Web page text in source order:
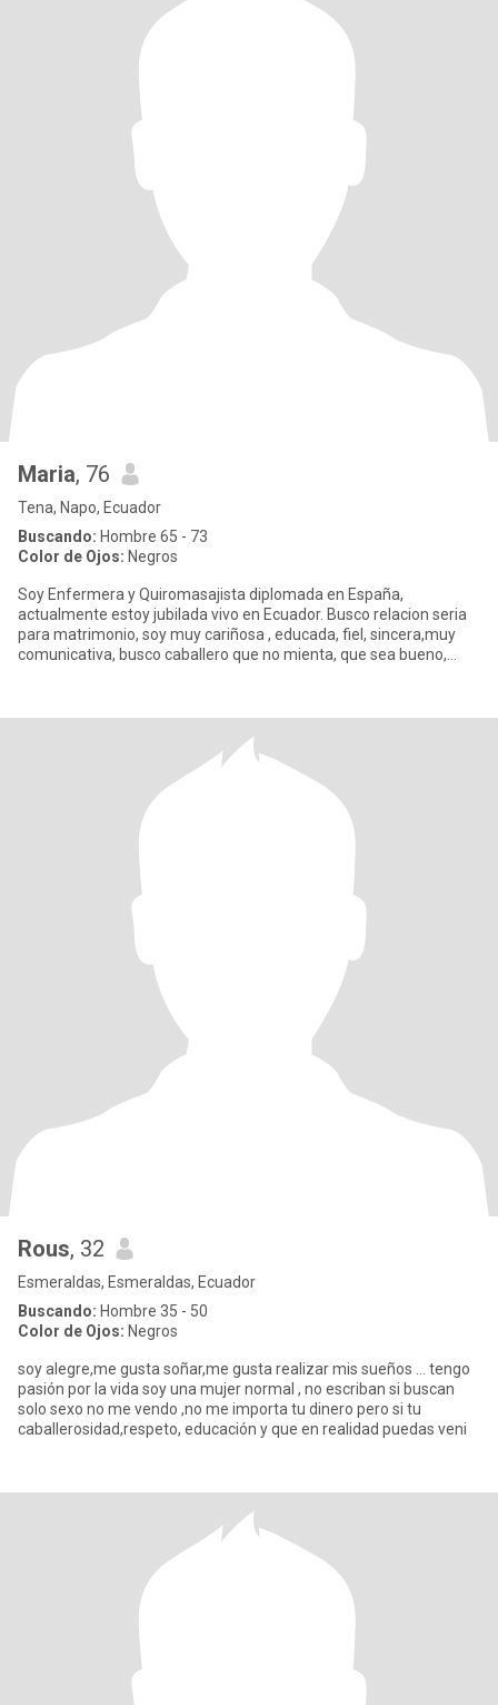
Maria, 76
Tena, Napo, Ecuador
Buscando: Hombre 65 - 73
Color de Ojos: Negros
Soy Enfermera y Quiromasajista diplomada en España,
actualmente estoy jubilada vivo en Ecuador. Busco relacion seria
para matrimonio, soy muy cariñosa , educada, fiel, sincera,muy
comunicativa, busco caballero que no mienta, que sea bueno,
Rous, 32
Esmeraldas, Esmeraldas, Ecuador
Buscando: Hombre 35 - 50
Color de Ojos: Negros
soy alegre,me gusta soñar,me gusta realizar mis sueños ... tengo
pasión por la vida soy una mujer normal , no escriban si buscan
solo sexo no me vendo ,no me importa tu dinero pero si tu
caballerosidad,respeto, educación y que en realidad puedas veni